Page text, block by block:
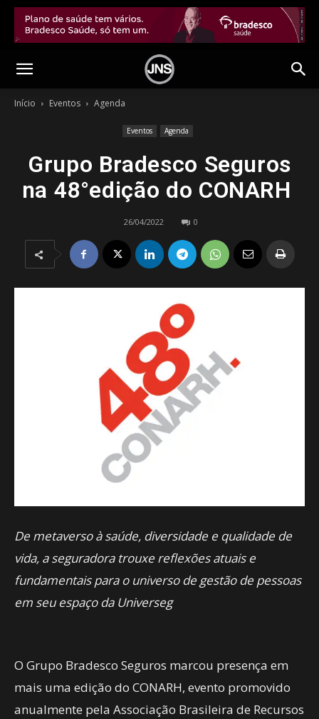
Início Eventos Agenda
Eventos Agenda
Grupo Bradesco Seguros
na 48°edição do CONARH
26/04/2022 0
De metaverso à saúde, diversidade e qualidade de
vida, a seguradora trouxe reflexões atuais e
fundamentais para o universo de gestão de pessoas
em seu espaço da Universeg
O Grupo Bradesco Seguros marcou presença em
mais uma edição do CONARH, evento promovido
anualmente pela Associação Brasileira de Recursos